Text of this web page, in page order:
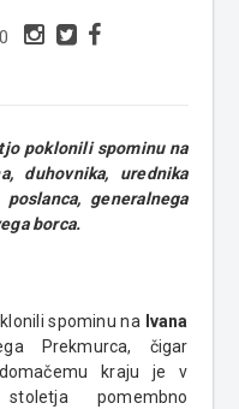
poklonili spominu na
duhovnika, urednika
generalnega
borca.
spominu na Ivana
Prekmurca, čigar
kraju je v
pomembno